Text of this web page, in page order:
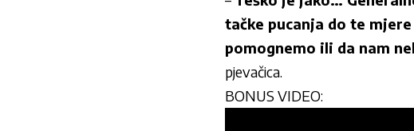
tačke pucanja do te
pomognemo ili da nam
pjevačica.
BONUS VIDEO: